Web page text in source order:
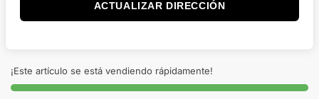
ACTUALIZAR DIRECCIÓN
¡Este artículo se está vendiendo rápidamente!